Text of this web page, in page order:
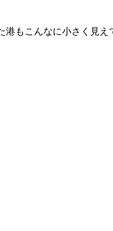
もこんなに小さく見え